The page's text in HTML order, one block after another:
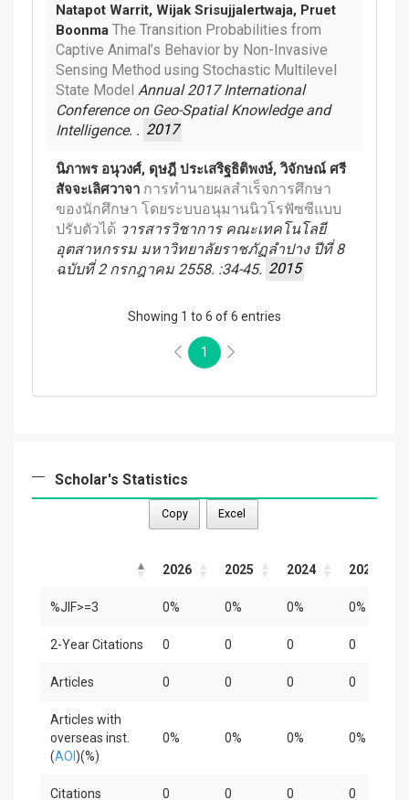
Natapot Warrit, Wijak Srisujjalertwaja, Pruet
Boonma The Transition Probabilities from
Captive Animal’s Behavior by Non-Invasive
Sensing Method using Stochastic Multilevel
State Model Annual 2017 International
Conference on Geo-Spatial Knowledge and
Intelligence. . 2017
นิภาพร อนุวงศ์, ดุษฎี ประเสริฐธิติพงษ์, วิจักษณ์ ศรี
สัจจะเลิศวาจา การทำนายผลสำเร็จการศึกษา
ของนักศึกษา โดยระบบอนุมานนิวโรฟัซซีแบบ
ปรับตัวได้ วารสารวิชาการ คณะเทคโนโลยี
อุตสาหกรรม มหาวิทยาลัยราชภัฏลำปาง ปีที่ 8
ฉบับที่ 2 กรกฎาคม 2558. :34-45. 2015
Showing 1 to 6 of 6 entries
1
Scholar's Statistics
Copy Excel
2026 2025 2024 2023
%JIF>=3 0% 0% 0% 0%
2-Year Citations 0 0 0 0
Articles 0 0 0 0
Articles with
overseas inst.
(AOI )(%)
0% 0% 0% 0%
Citations 0 0 0 0